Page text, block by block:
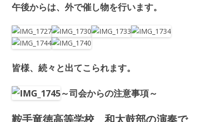
午後からは、外で催し物を行います。
皆様、続々と出てこられます。
～司会からの注意事項～
鞍手竜徳高等学校 和太鼓部の演奏で